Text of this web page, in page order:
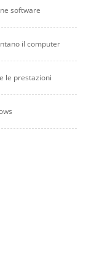
software
il computer
le prestazioni